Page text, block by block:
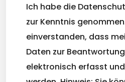
Ich habe die
zur Kenntnis
einverstanden, dass
Daten zur
elektronisch erfasst